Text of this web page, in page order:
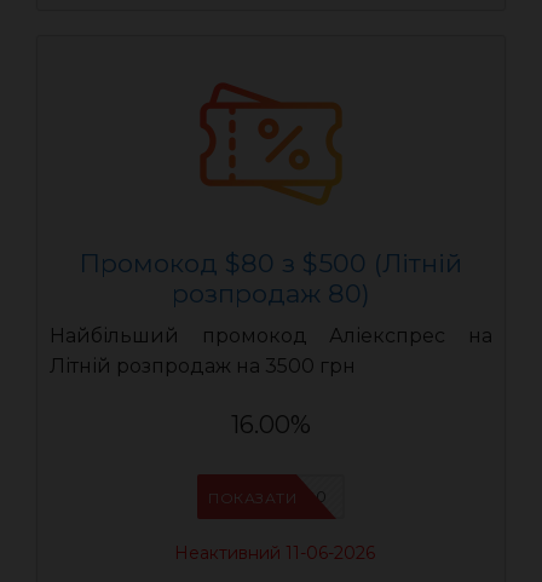
Промокод $80 з $500 (Літній
розпродаж 80)
Найбільший промокод Аліекспрес на
Літній розпродаж на 3500 грн
16.00%
LR80
ПОКАЗАТИ
Неактивний 11-06-2026